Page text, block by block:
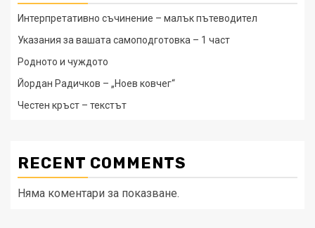
Интерпретативно съчинение – малък пътеводител
Указания за вашата самоподготовка – 1 част
Родното и чуждото
Йордан Радичков – „Ноев ковчег“
Честен кръст – текстът
RECENT COMMENTS
Няма коментари за показване.